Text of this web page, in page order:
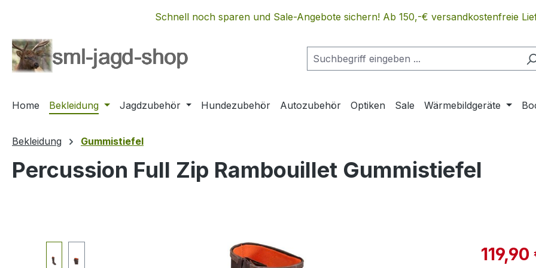
Zur Hauptnavigation springenSchnell noch sparen und Sale-Angebote sichern! Ab 150,-€ versandkostenfreie
Home Bekleidung Jagdzubehör Hundezubehör Autozubehör Optiken Sale Wärmebildgeräte
Bekleidung Gummistiefel
Percussion Full Zip Rambouillet Gummistiefel
119,90